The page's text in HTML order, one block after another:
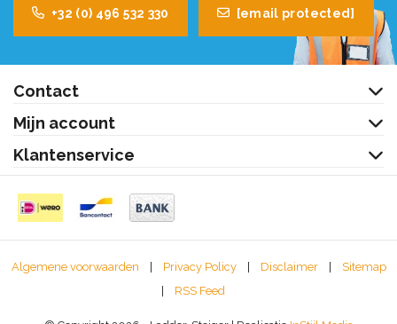
+32 (0) 496 532 330 [email protected]
Contact
Mijn account
Klantenservice
Algemene voorwaarden | Privacy Policy | Disclaimer |
Sitemap
|
RSS Feed